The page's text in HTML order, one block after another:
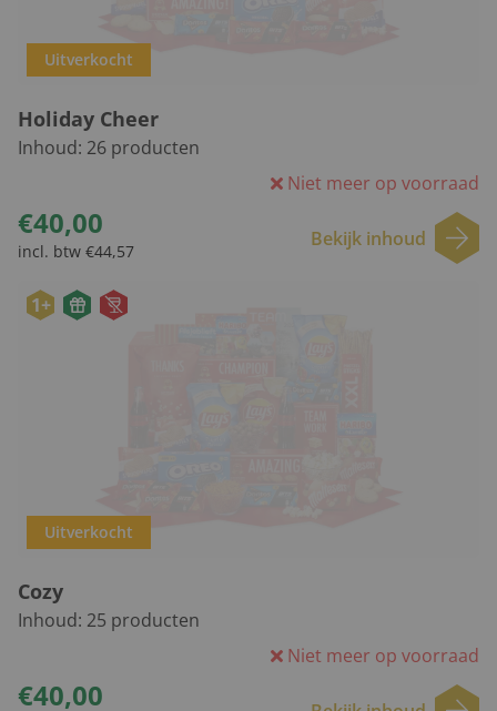
Uitverkocht
Holiday Cheer
Inhoud: 26 producten
Niet meer op voorraad
€40,00
incl. btw €44,57
Bekijk inhoud
1+
Uitverkocht
Cozy
Inhoud: 25 producten
Niet meer op voorraad
€40,00